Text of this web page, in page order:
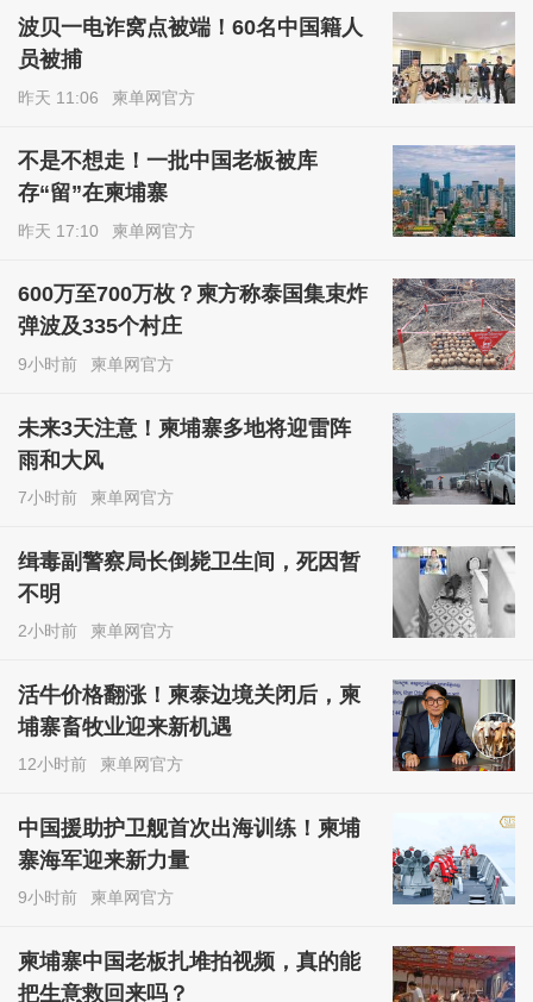
波贝一电诈窝点被端！60名中国籍人
员被捕
昨天 11:06 柬单网官方
不是不想走！一批中国老板被库
存“留”在柬埔寨
昨天 17:10 柬单网官方
600万至700万枚？柬方称泰国集束炸
弹波及335个村庄
9小时前 柬单网官方
未来3天注意！柬埔寨多地将迎雷阵
雨和大风
7小时前 柬单网官方
缉毒副警察局长倒毙卫生间，死因暂
不明
2小时前 柬单网官方
活牛价格翻涨！柬泰边境关闭后，柬
埔寨畜牧业迎来新机遇
12小时前 柬单网官方
中国援助护卫舰首次出海训练！柬埔
寨海军迎来新力量
9小时前 柬单网官方
柬埔寨中国老板扎堆拍视频，真的能
把生意救回来吗？